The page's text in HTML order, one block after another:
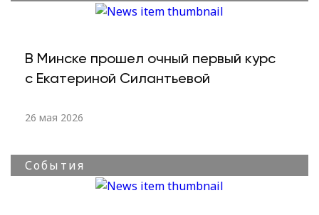
В Минске прошел очный первый курс
с Екатериной Силантьевой
26 мая 2026
События